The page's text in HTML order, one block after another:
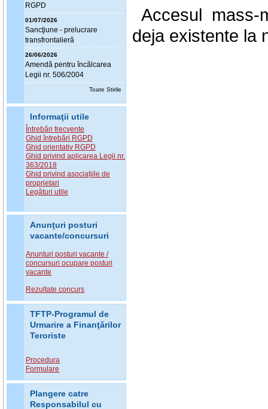
RGPD
01/07/2026
Sancţiune - prelucrare
transfrontalieră
26/06/2026
Amendă pentru încălcarea
Legii nr. 506/2004
Toate Stirile
Informaţii utile
Întrebări frecvente
Ghid întrebări RGPD
Ghid orientativ RGPD
Ghid privind aplicarea Legii nr.
363/2018
Ghid privind asociațiile de
proprietari
Legături utile
Anunţuri posturi
vacante/concursuri
Anunturi posturi vacante /
concursuri ocupare posturi
vacante
Rezultate concurs
TFTP-Programul de
Urmarire a Finanţărilor
Teroriste
Procedura
Formulare
Plangere catre
Responsabilul cu
Accesul
deja existente la